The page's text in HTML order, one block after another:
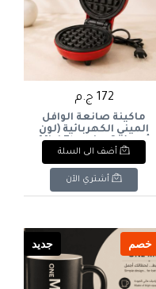
172 ج.م
ماكينة صانعة الوافل
الميني الكهربائية (لون
أحمر). & : Mini Electric
Waffle Maker Machine
(Red).
أضف الى السلة
أشتري الآن
خصم جديد